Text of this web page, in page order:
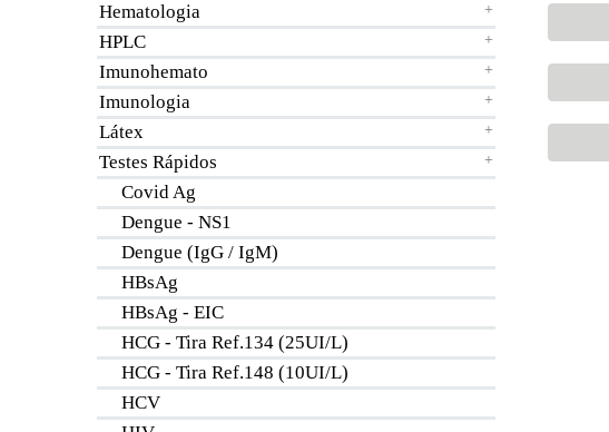
Hematologia +
HPLC +
Imunohemato +
Imunologia +
Látex +
Testes Rápidos +
Covid Ag
Dengue - NS1
Dengue (IgG / IgM)
HBsAg
HBsAg - EIC
HCG - Tira Ref.134 (25UI/L)
HCG - Tira Ref.148 (10UI/L)
HCV